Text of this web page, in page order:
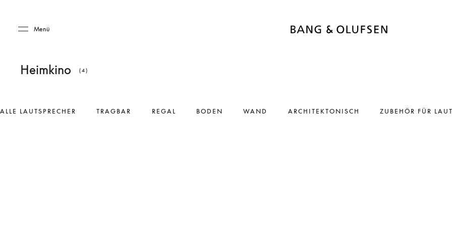
Menü
Heimkino (4)
ALLE LAUTSPRECHER TRAGBAR REGAL BODEN WAND ARCHITEKTONISCH ZUBEHÖR FÜR